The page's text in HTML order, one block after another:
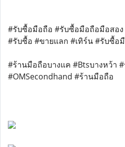
#รับซื้อมือถือ #รับซื้อมือถือมือสอ
#รับซื้อ #ขายแลก #เทิร์น #รับซื้อ
#ร้านมือถือบางแค #Btsบางหว้า
#OMSecondhand #ร้านมือถือ